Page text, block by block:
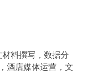
料撰写，数据分
酒店媒体运营，文